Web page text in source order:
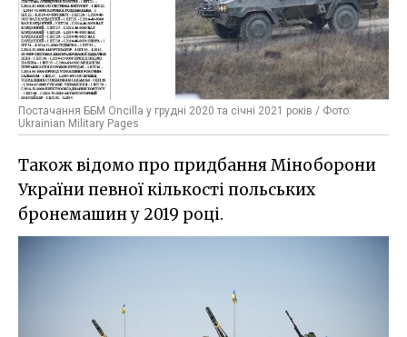
Постачання ББМ Oncilla у грудні 2020 та січні 2021 років / Фото:
Ukrainian Military Pages
Також відомо про придбання Міноборони
України певної кількості польських
бронемашин у 2019 році.